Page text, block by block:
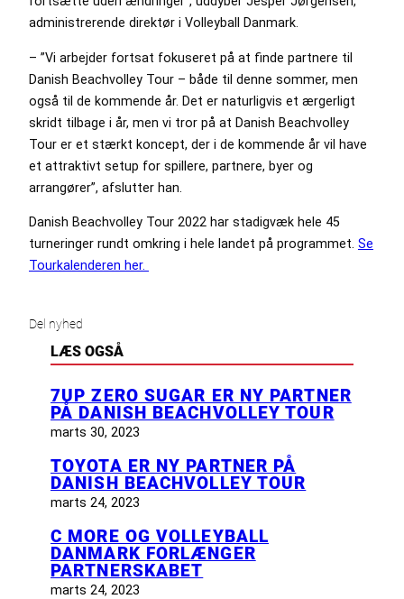
administrerende direktør i Volleyball Danmark.
– ”Vi arbejder fortsat fokuseret på at finde partnere til
Danish Beachvolley Tour – både til denne sommer, men
også til de kommende år. Det er naturligvis et ærgerligt
skridt tilbage i år, men vi tror på at Danish Beachvolley
Tour er et stærkt koncept, der i de kommende år vil have
et attraktivt setup for spillere, partnere, byer og
arrangører”, afslutter han.
Danish Beachvolley Tour 2022 har stadigvæk hele 45
turneringer rundt omkring i hele landet på programmet. Se
Tourkalenderen her.
Del nyhed
LÆS OGSÅ
7UP ZERO SUGAR ER NY PARTNER
PÅ DANISH BEACHVOLLEY TOUR
marts 30, 2023
TOYOTA ER NY PARTNER PÅ
DANISH BEACHVOLLEY TOUR
marts 24, 2023
C MORE OG VOLLEYBALL
DANMARK FORLÆNGER
PARTNERSKABET
marts 24, 2023